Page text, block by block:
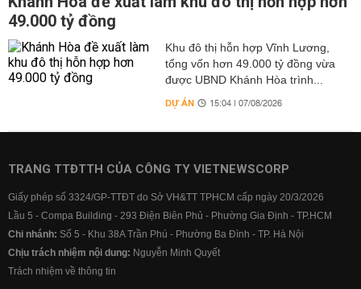
49.000 tỷ đồng
Khu đô thị hỗn hợp Vĩnh Lương,
tổng vốn hơn 49.000 tỷ đồng vừa
được UBND Khánh Hòa trình...
DỰ ÁN 15:04 | 07/08/2026
TRANG TTĐTTH CỦA CÔNG TY VIETNEWSCORP
Giấy phép số 3324/GP-TTĐT do Sở VH&TT TPHCM cấp ngày 20/3/2026
Lầu 5 - Compa Building - 293 Điện Biên Phủ - Phường Gia Định - TP.HCM
Chi nhánh: Số 5 - Khu 38A Trần Phú - Phường Ba Đình - TP. Hà Nội
Chịu trách nhiệm nội dung: Nguyễn Minh Quyết
Trách nhiệm về thông tin